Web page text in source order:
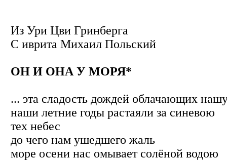
Из Ури Цви Гринберга
С иврита Михаил Польский
ОН И ОНА У МОРЯ*
... эта сладость дождей облачающих
наши летние годы растаяли за синевою
тех небес
до чего нам ушедшего жаль
море осени нас омывает солёной водою